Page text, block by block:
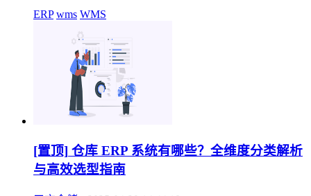
ERP wms WMS
[置顶] 仓库 ERP 系统有哪些？全维度分类解析
与高效选型指南